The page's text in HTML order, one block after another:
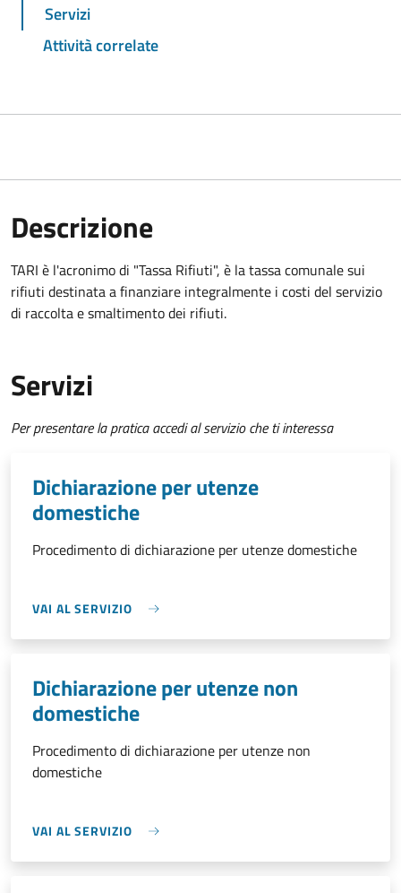
Servizi
Attività correlate
Descrizione
TARI è l'acronimo di "Tassa Rifiuti", è la tassa comunale sui
rifiuti destinata a finanziare integralmente i costi del servizio
di raccolta e smaltimento dei rifiuti.
Servizi
Per presentare la pratica accedi al servizio che ti interessa
Dichiarazione per utenze
domestiche
Procedimento di dichiarazione per utenze domestiche
VAI AL SERVIZIO
Dichiarazione per utenze non
domestiche
Procedimento di dichiarazione per utenze non
domestiche
VAI AL SERVIZIO